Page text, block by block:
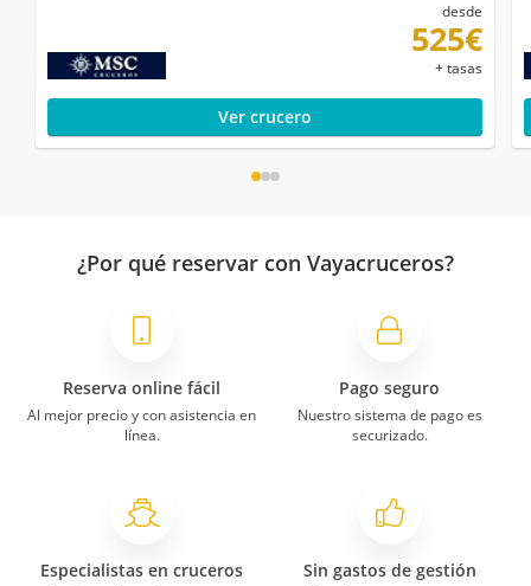
desde
525€
+ tasas
Ver crucero
¿Por qué reservar con Vayacruceros?
Reserva online fácil
Al mejor precio y con asistencia en
línea.
Pago seguro
Nuestro sistema de pago es
securizado.
Especialistas en cruceros Sin gastos de gestión